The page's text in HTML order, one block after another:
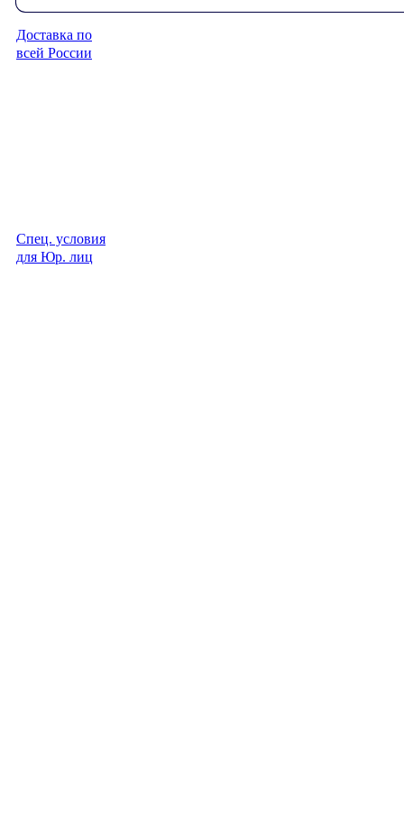
Доставка по
всей России
Спец. условия
для Юр. лиц